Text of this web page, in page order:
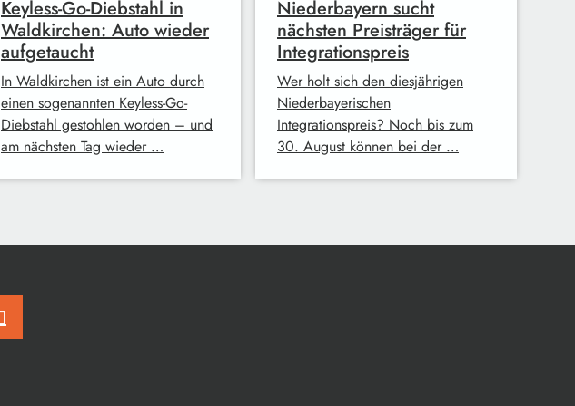
Keyless-Go-Diebstahl in
Waldkirchen: Auto wieder
aufgetaucht
In Waldkirchen ist ein Auto durch
einen sogenannten Keyless-Go-
Diebstahl gestohlen worden – und
am nächsten Tag wieder …
Niederbayern sucht
nächsten Preisträger für
Integrationspreis
Wer holt sich den diesjährigen
Niederbayerischen
Integrationspreis? Noch bis zum
30. August können bei der …